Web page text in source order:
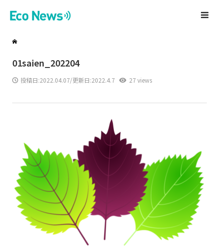
01saien_202204
投稿日:2022.04.07/更新日:2022.4.7 27 views